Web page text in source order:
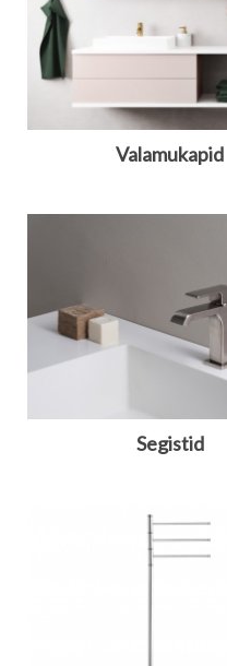
Valamukapid
Segistid